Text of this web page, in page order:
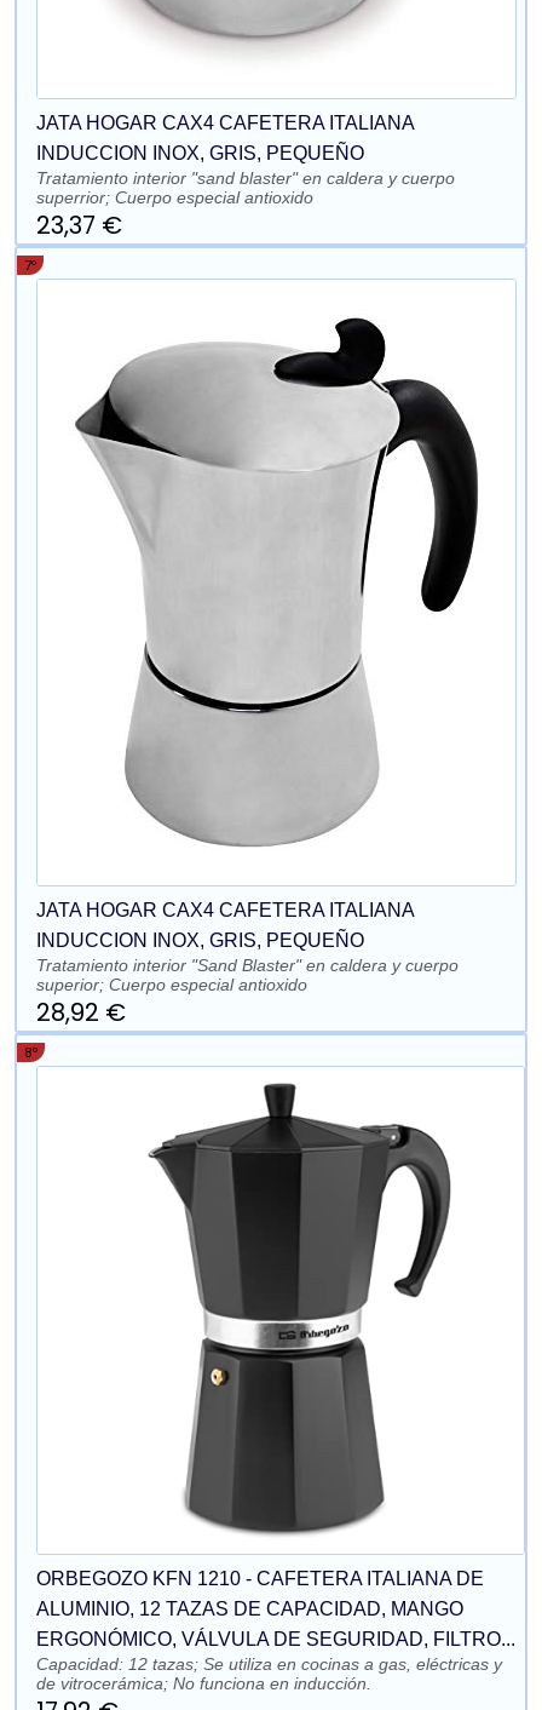
JATA HOGAR CAX4 CAFETERA ITALIANA
INDUCCION INOX, GRIS, PEQUEÑO
Tratamiento interior "sand blaster" en caldera y cuerpo
superrior; Cuerpo especial antioxido
23,37 €
7º
JATA HOGAR CAX4 CAFETERA ITALIANA
INDUCCION INOX, GRIS, PEQUEÑO
Tratamiento interior "Sand Blaster" en caldera y cuerpo
superior; Cuerpo especial antioxido
28,92 €
8º
ORBEGOZO KFN 1210 - CAFETERA ITALIANA DE
ALUMINIO, 12 TAZAS DE CAPACIDAD, MANGO
ERGONÓMICO, VÁLVULA DE SEGURIDAD, FILTRO...
Capacidad: 12 tazas; Se utiliza en cocinas a gas, eléctricas y
de vitrocerámica; No funciona en inducción.